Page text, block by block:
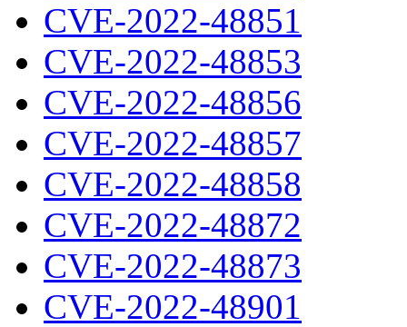
CVE-2022-48851
CVE-2022-48853
CVE-2022-48856
CVE-2022-48857
CVE-2022-48858
CVE-2022-48872
CVE-2022-48873
CVE-2022-48901